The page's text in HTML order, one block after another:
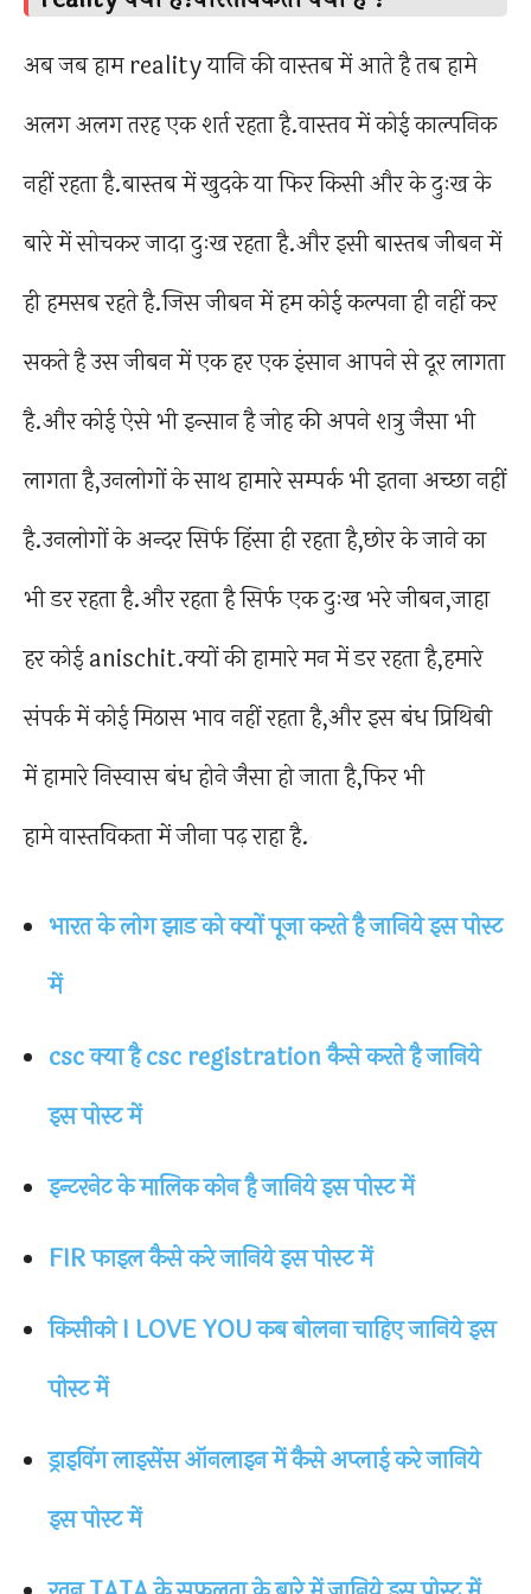
अब जब हाम reality यानि की वास्तब में आते है तब हामे
अलग अलग तरह एक शर्त रहता है.वास्तव में कोई काल्पनिक
नहीं रहता है.बास्तब में खुदके या फिर किसी और के दुःख के
बारे में सोचकर जादा दुःख रहता है.और इसी बास्तब जीबन में
ही हमसब रहते है.जिस जीबन में हम कोई कल्पना ही नहीं कर
सकते है उस जीबन में एक हर एक इंसान आपने से दूर लागता
है.और कोई ऐसे भी इन्सान है जोह की अपने शत्रु जैसा भी
लागता है,उनलोगों के साथ हामारे सम्पर्क भी इतना अच्छा नहीं
है.उनलोगों के अन्दर सिर्फ हिंसा ही रहता है,छोर के जाने का
भी डर रहता है.और रहता है सिर्फ एक दुःख भरे जीबन,जाहा
हर कोई anischit.क्यों की हामारे मन में डर रहता है,हमारे
संपर्क में कोई मिठास भाव नहीं रहता है,और इस बंध प्रिथिबी
में हामारे निस्वास बंध होने जैसा हो जाता है,फिर भी
हामे वास्तविकता में जीना पढ़ राहा है.
भारत के लोग झाड को क्यों पूजा करते है जानिये इस पोस्ट
में
csc क्या है csc registration कैसे करते है जानिये
इस पोस्ट में
इन्टरनेट के मालिक कोन है जानिये इस पोस्ट में
FIR फाइल कैसे करे जानिये इस पोस्ट में
किसीको I LOVE YOU कब बोलना चाहिए जानिये इस
पोस्ट में
ड्राइविंग लाइसेंस ऑनलाइन में कैसे अप्लाई करे जानिये
इस पोस्ट में